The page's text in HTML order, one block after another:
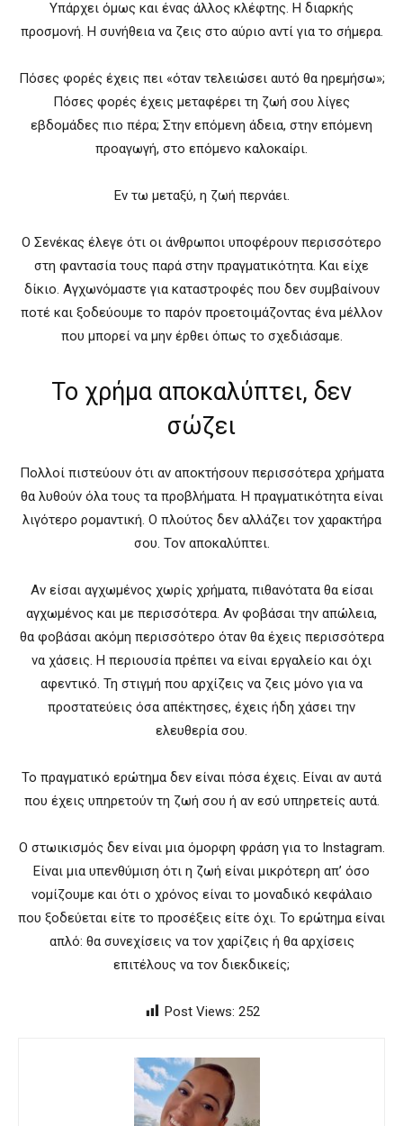
Υπάρχει όμως και ένας άλλος κλέφτης. Η διαρκής
προσμονή. Η συνήθεια να ζεις στο αύριο αντί για το σήμερα.
Πόσες φορές έχεις πει «όταν τελειώσει αυτό θα ηρεμήσω»;
Πόσες φορές έχεις μεταφέρει τη ζωή σου λίγες
εβδομάδες πιο πέρα; Στην επόμενη άδεια, στην επόμενη
προαγωγή, στο επόμενο καλοκαίρι.
Εν τω μεταξύ, η ζωή περνάει.
Ο Σενέκας έλεγε ότι οι άνθρωποι υποφέρουν περισσότερο
στη φαντασία τους παρά στην πραγματικότητα. Και είχε
δίκιο. Αγχωνόμαστε για καταστροφές που δεν συμβαίνουν
ποτέ και ξοδεύουμε το παρόν προετοιμάζοντας ένα μέλλον
που μπορεί να μην έρθει όπως το σχεδιάσαμε.
Το χρήμα αποκαλύπτει, δεν
σώζει
Πολλοί πιστεύουν ότι αν αποκτήσουν περισσότερα χρήματα
θα λυθούν όλα τους τα προβλήματα. Η πραγματικότητα είναι
λιγότερο ρομαντική. Ο πλούτος δεν αλλάζει τον χαρακτήρα
σου. Τον αποκαλύπτει.
Αν είσαι αγχωμένος χωρίς χρήματα, πιθανότατα θα είσαι
αγχωμένος και με περισσότερα. Αν φοβάσαι την απώλεια,
θα φοβάσαι ακόμη περισσότερο όταν θα έχεις περισσότερα
να χάσεις. Η περιουσία πρέπει να είναι εργαλείο και όχι
αφεντικό. Τη στιγμή που αρχίζεις να ζεις μόνο για να
προστατεύεις όσα απέκτησες, έχεις ήδη χάσει την
ελευθερία σου.
Το πραγματικό ερώτημα δεν είναι πόσα έχεις. Είναι αν αυτά
που έχεις υπηρετούν τη ζωή σου ή αν εσύ υπηρετείς αυτά.
Ο στωικισμός δεν είναι μια όμορφη φράση για το Instagram.
Είναι μια υπενθύμιση ότι η ζωή είναι μικρότερη απ’ όσο
νομίζουμε και ότι ο χρόνος είναι το μοναδικό κεφάλαιο
που ξοδεύεται είτε το προσέξεις είτε όχι. Το ερώτημα είναι
απλό: θα συνεχίσεις να τον χαρίζεις ή θα αρχίσεις
επιτέλους να τον διεκδικείς;
Post Views: 252